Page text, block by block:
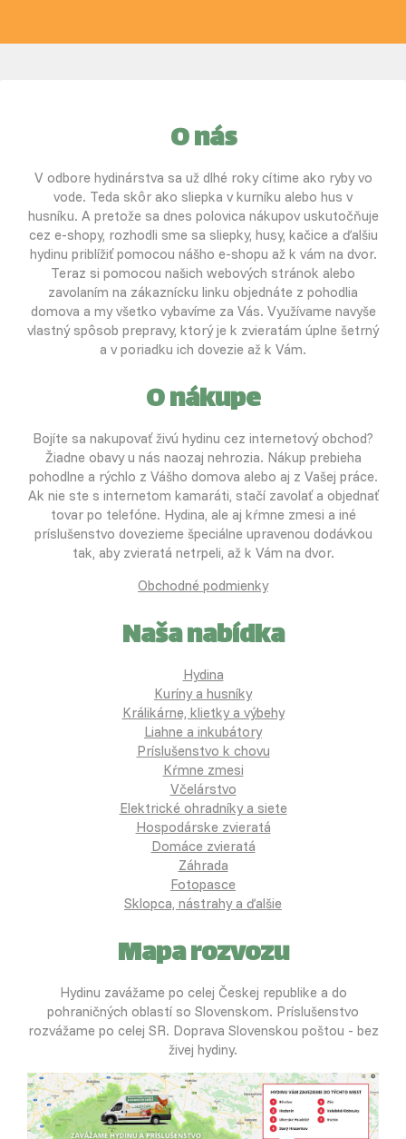
O nás
V odbore hydinárstva sa už dlhé roky cítime ako ryby vo
vode. Teda skôr ako sliepka v kurníku alebo hus v
husníku. A pretože sa dnes polovica nákupov uskutočňuje
cez e-shopy, rozhodli sme sa sliepky, husy, kačice a ďalšiu
hydinu priblížiť pomocou nášho e-shopu až k vám na dvor.
Teraz si pomocou našich webových stránok alebo
zavolaním na zákaznícku linku objednáte z pohodlia
domova a my všetko vybavíme za Vás. Využívame navyše
vlastný spôsob prepravy, ktorý je k zvieratám úplne šetrný
a v poriadku ich dovezie až k Vám.
O nákupe
Bojíte sa nakupovať živú hydinu cez internetový obchod?
Žiadne obavy u nás naozaj nehrozia. Nákup prebieha
pohodlne a rýchlo z Vášho domova alebo aj z Vašej práce.
Ak nie ste s internetom kamaráti, stačí zavolať a objednať
tovar po telefóne. Hydina, ale aj kŕmne zmesi a iné
príslušenstvo dovezieme špeciálne upravenou dodávkou
tak, aby zvieratá netrpeli, až k Vám na dvor.
Obchodné podmienky
Naša nabídka
Hydina
Kuríny a husníky
Králikárne, klietky a výbehy
Liahne a inkubátory
Príslušenstvo k chovu
Kŕmne zmesi
Včelárstvo
Elektrické ohradníky a siete
Hospodárske zvieratá
Domáce zvieratá
Záhrada
Fotopasce
Sklopca, nástrahy a ďalšie
Mapa rozvozu
Hydinu zavážame po celej Českej republike a do
pohraničných oblastí so Slovenskom. Príslušenstvo
rozvážame po celej SR. Doprava Slovenskou poštou - bez
živej hydiny.